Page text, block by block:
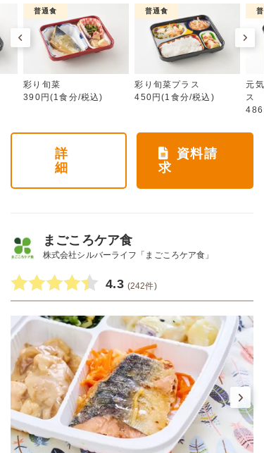
普通食
彩り旬菜
390円(1食分/税込)
普通食
彩り旬菜プラス
450円(1食分/税込)
元
ス
詳
細
資料請
求
まごころケア食
株式会社シルバーライフ「まごころケア食」
4.3 (242件)